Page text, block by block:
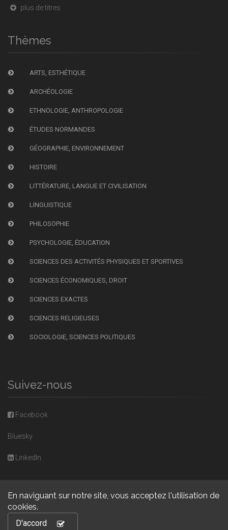
En naviguant sur notre site, vous acceptez l'utilisation de
cookies.
D'accord
plus de titres
Thèmes
ARTS, ESTHÉTIQUE
ARCHÉOLOGIE
ETHNOLOGIE, ANTHROPOLOGIE
ÉTUDES NORMANDES
GÉOGRAPHIE, ENVIRONNEMENT
HISTOIRE
LITTÉRATURE, LANGUE ET CIVILISATION
LINGUISTIQUE
PHILOSOPHIE
PSYCHOLOGIE, ÉDUCATION
SCIENCES DES ACTIVITÉS PHYSIQUES ET SPORTIVES
SCIENCES ÉCONOMIQUES, DROIT
SCIENCES EXACTES
SCIENCES RELIGIEUSES
SOCIOLOGIE, SCIENCES POLITIQUES
Suivez-nous
Facebook
Bluesky
LinkedIn